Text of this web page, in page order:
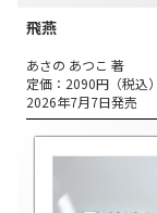
飛燕
あさの あつこ 著
定価：2090円（税込）
2026年7月7日発売